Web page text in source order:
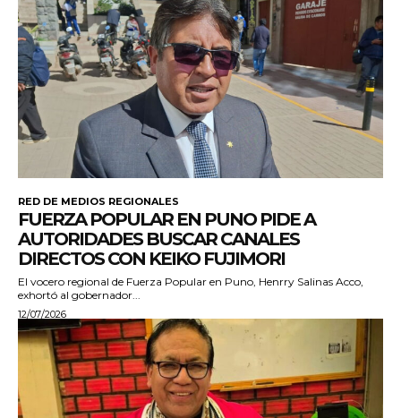
RED DE MEDIOS REGIONALES
FUERZA POPULAR EN PUNO PIDE A
AUTORIDADES BUSCAR CANALES
DIRECTOS CON KEIKO FUJIMORI
El vocero regional de Fuerza Popular en Puno, Henrry Salinas Acco,
exhortó al gobernador...
12/07/2026